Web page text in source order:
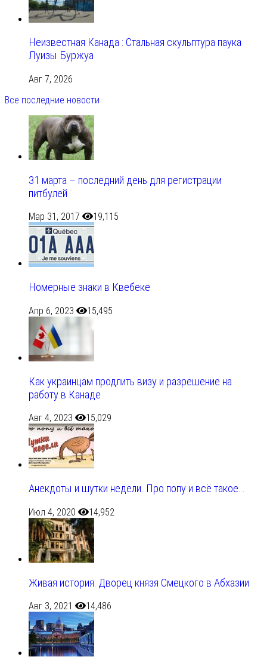
Неизвестная Канада : Стальная скульптура паука
Луизы Буржуа
Авг 7, 2026
Все последние новости
31 марта – последний день для регистрации
питбулей
Мар 31, 2017 19,115
Номерные знаки в Квебеке
Апр 6, 2023 15,495
Как украинцам продлить визу и разрешение на
работу в Канаде
Авг 4, 2023 15,029
Анекдоты и шутки недели. Про попу и всё такое…
Июл 4, 2020 14,952
Живая история: Дворец князя Смецкого в Абхазии
Авг 3, 2021 14,486